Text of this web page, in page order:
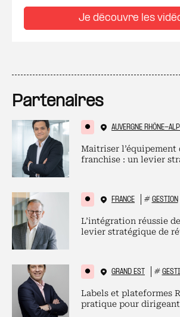
Je découvre les
Partenaires
AUVERGNE RHÔNE-
Maitriser l’équipement
franchise : un levier
FRANCE # GESTION
L’intégration réussie
levier stratégique de
GRAND EST #
Labels et plateformes
pratique pour